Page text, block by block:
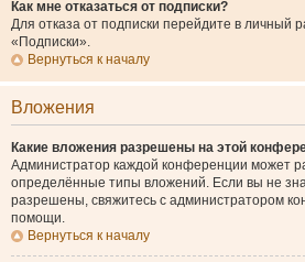
Как мне отказаться от подписки?
Для отказа от подписки перейдите в личный
«Подписки».
Вернуться к началу
Вложения
Какие вложения разрешены на этой
Администратор каждой конференции может
определённые типы вложений. Если вы не
разрешены, свяжитесь с администратором
помощи.
Вернуться к началу